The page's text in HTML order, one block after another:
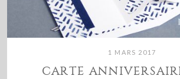
1 MARS 2017
CARTE